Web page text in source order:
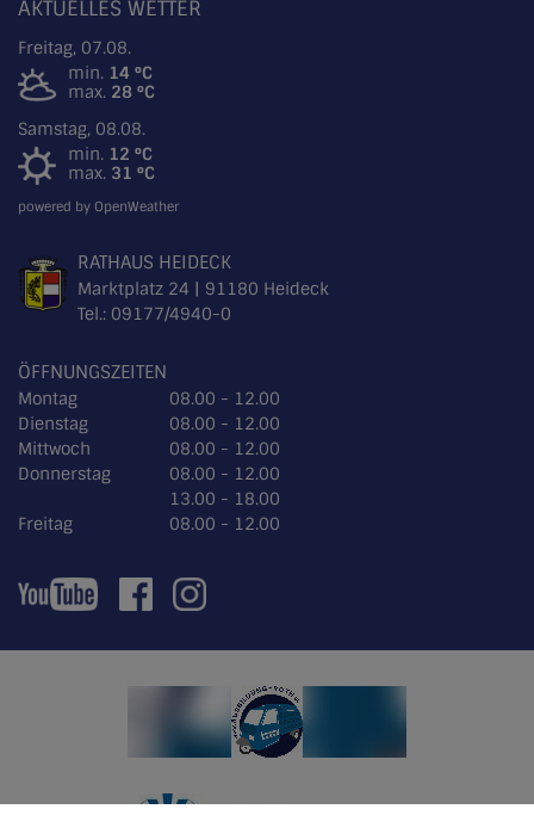
AKTUELLES WETTER
Freitag, 07.08.
min. 14 °C
max. 28 °C
Samstag, 08.08.
min. 12 °C
max. 31 °C
powered by OpenWeather
RATHAUS HEIDECK
Marktplatz 24 | 91180 Heideck
Tel.: 09177/4940-0
ÖFFNUNGSZEITEN
Montag
08.00 - 12.00
Dienstag
08.00 - 12.00
Mittwoch
08.00 - 12.00
Donnerstag
08.00 - 12.00
13.00 - 18.00
Freitag
08.00 - 12.00